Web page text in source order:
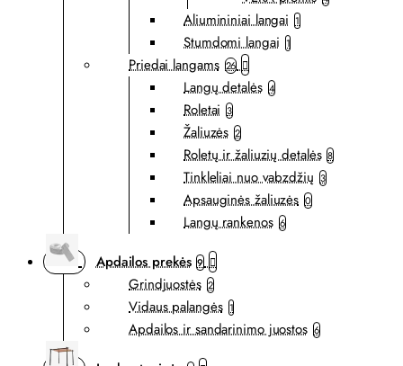
Aliumininiai langai 1
Stumdomi langai 1
Priedai langams 26
Langų detalės 4
Roletai 3
Žaliuzės 2
Roletų ir žaliuzių detalės 8
Tinkleliai nuo vabzdžių 3
Apsauginės žaliuzės 0
Langų rankenos 6
Apdailos prekės 9
Grindjuostės 2
Vidaus palangės 1
Apdailos ir sandarinimo juostos 6